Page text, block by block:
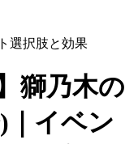
選択肢と効果
獅乃木の
｜イベン